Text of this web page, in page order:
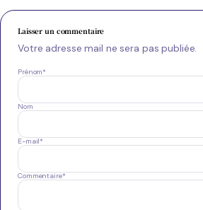
Laisser un commentaire
Votre adresse mail ne sera pas publiée.
Prénom*
Nom
E-mail*
Commentaire*